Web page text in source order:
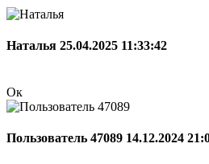
Наталья 25.04.2025 11:33:42
Ок
Пользователь 47089 14.12.2024